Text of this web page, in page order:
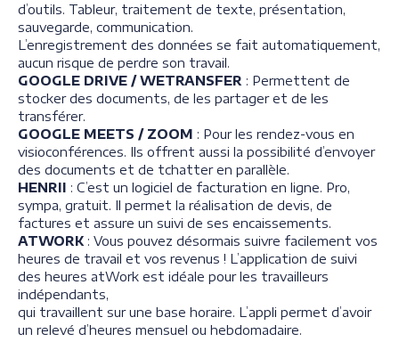
d’outils. Tableur, traitement de texte, présentation,
sauvegarde, communication.
L’enregistrement des données se fait automatiquement,
aucun risque de perdre son travail.⠀
GOOGLE DRIVE / WETRANSFER : Permettent de
stocker des documents, de les partager et de les
transférer.
GOOGLE MEETS / ZOOM : Pour les rendez-vous en
visioconférences. Ils offrent aussi la possibilité d’envoyer
des documents et de tchatter en parallèle.
HENRII : C’est un logiciel de facturation en ligne. Pro,
sympa, gratuit. Il permet la réalisation de devis, de
factures et assure un suivi de ses encaissements.
ATWORK : Vous pouvez désormais suivre facilement vos
heures de travail et vos revenus ! L’application de suivi
des heures atWork est idéale pour les travailleurs
indépendants,
qui travaillent sur une base horaire. L’appli permet d’avoir
un relevé d’heures mensuel ou hebdomadaire.